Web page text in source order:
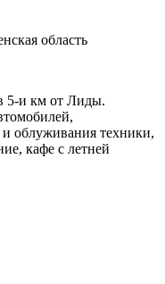
область
5-и км от Лиды.
облуживания техники,
кафе с летней